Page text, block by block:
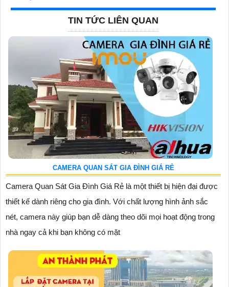
TIN TỨC LIÊN QUAN
CAMERA QUAN SÁT GIA ĐÌNH GIÁ RẺ
Camera Quan Sát Gia Đình Giá Rẻ là một thiết bị hiện đại được
thiết kế dành riêng cho gia đình. Với chất lượng hình ảnh sắc
nét, camera này giúp bạn dễ dàng theo dõi mọi hoạt động trong
nhà ngay cả khi bạn không có mặt